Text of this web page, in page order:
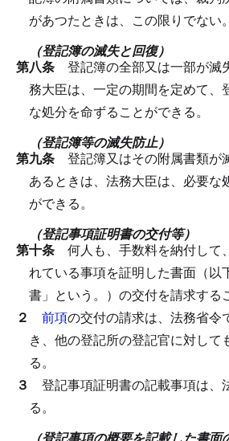
があつたときは、この限りでない。
（登記簿の滅失と回復）
第八条 登記簿の全部又は一部が滅
務大臣は、一定の期間を定めて、
な処分を命ずることができる。
（登記簿等の滅失防止）
第九条 登記簿又はその附属書類が
あるときは、法務大臣は、必要な
ができる。
（登記事項証明書の交付等）
第十条 何人も、手数料を納付して
れている事項を証明した書面（以
書」という。）の交付を請求する
２ 前項の交付の請求は、法務省令
き、他の登記所の登記官に対して
る。
３ 登記事項証明書の記載事項は、
る。